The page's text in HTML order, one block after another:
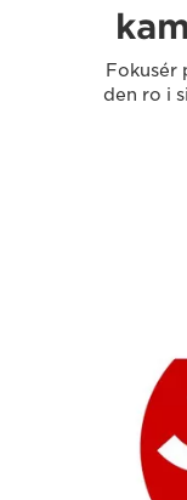
Fokusér
den ro i